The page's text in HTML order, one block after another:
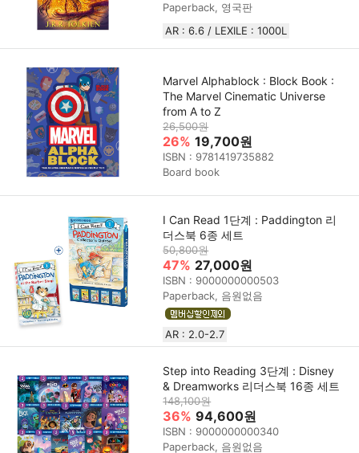
Paperback, 영국판
AR : 6.6 / LEXILE : 1000L
Marvel Alphablock : Block Book :
The Marvel Cinematic Universe
from A to Z
26,500원
26% 19,700원
ISBN : 9781419735882
Board book
I Can Read 1단계 : Paddington 리
더스북 6종 세트
50,800원
47% 27,000원
ISBN : 9000000000503
Paperback, 음원없음
AR : 2.0-2.7
Step into Reading 3단계 : Disney
& Dreamworks 리더스북 16종 세트
148,100원
36% 94,600원
ISBN : 9000000000340
Paperback, 음원없음